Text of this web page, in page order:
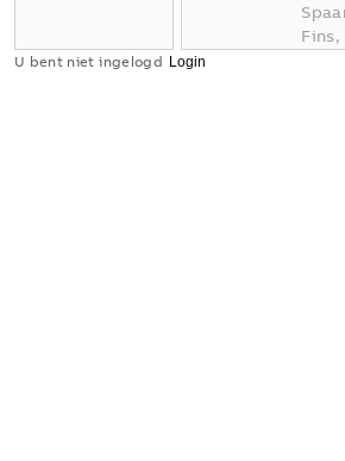
Fins,
U bent niet ingelogd